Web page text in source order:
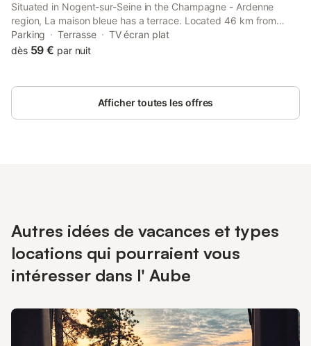
Situated in Nogent-sur-Seine in the Champagne - Ardenne
region, La maison bleue has a terrace. Located 46 km from
Senonais Golf Course, the property features a garden. The
property is non-smoking and is set 44 km from Fontenailles Golf
Parking Terrasse
TV écran plat
dès 59 € par nuit
Afficher toutes les offres
Autres idées de vacances et types
locations qui pourraient vous
intéresser dans l' Aube